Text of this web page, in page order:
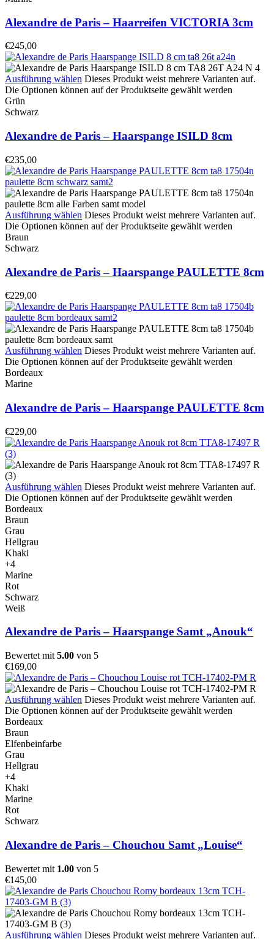
Alexandre de Paris – Haarreifen VICTORIA 3cm
€245,00
Ausführung wählen Dieses Produkt weist mehrere Varianten auf.
Die Optionen können auf der Produktseite gewählt werden
Grün
Schwarz
Alexandre de Paris – Haarspange ISILD 8cm
€235,00
Ausführung wählen Dieses Produkt weist mehrere Varianten auf.
Die Optionen können auf der Produktseite gewählt werden
Braun
Schwarz
Alexandre de Paris – Haarspange PAULETTE 8cm
€229,00
Ausführung wählen Dieses Produkt weist mehrere Varianten auf.
Die Optionen können auf der Produktseite gewählt werden
Bordeaux
Marine
Alexandre de Paris – Haarspange PAULETTE 8cm
€229,00
Ausführung wählen Dieses Produkt weist mehrere Varianten auf.
Die Optionen können auf der Produktseite gewählt werden
Bordeaux
Braun
Grau
Hellgrau
Khaki
+4
Marine
Rot
Schwarz
Weiß
Alexandre de Paris – Haarspange Samt „Anouk“
Bewertet mit 5.00 von 5
€169,00
Ausführung wählen Dieses Produkt weist mehrere Varianten auf.
Die Optionen können auf der Produktseite gewählt werden
Bordeaux
Braun
Elfenbeinfarbe
Grau
Hellgrau
+4
Khaki
Marine
Rot
Schwarz
Alexandre de Paris – Chouchou Samt „Louise“
Bewertet mit 1.00 von 5
€145,00
Ausführung wählen Dieses Produkt weist mehrere Varianten auf.